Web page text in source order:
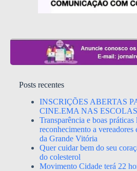
Posts recentes
INSCRIÇÕES ABERTAS
CINE.EMA NAS
Transparência e boas
reconhecimento a vereadores
da Grande Vitória
Quer cuidar bem do seu
do colesterol
Movimento Cidade terá 22